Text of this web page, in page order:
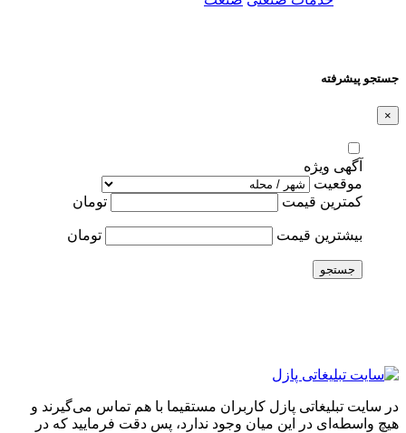
جستجو پیشرفته
×
آگهی ویژه
موقعیت
کمترین قیمت
تومان
بیشترین قیمت تومان
جستجو
در سایت تبلیغاتی پازل کاربران مستقیما با هم تماس می‌گیرند و
هیچ واسطه‌ای در این میان وجود ندارد، پس دقت فرمایید که در